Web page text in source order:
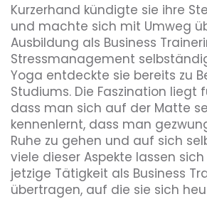
Kurzerhand kündigte sie ihre
und machte sich mit Umweg
Ausbildung als Business
Stressmanagement
Yoga entdeckte sie bereits zu
Studiums. Die Faszination liegt
dass man sich auf der Matte
kennenlernt, dass man
Ruhe zu gehen und auf sich
viele dieser Aspekte lassen
jetzige Tätigkeit als Business
übertragen, auf die sie sich